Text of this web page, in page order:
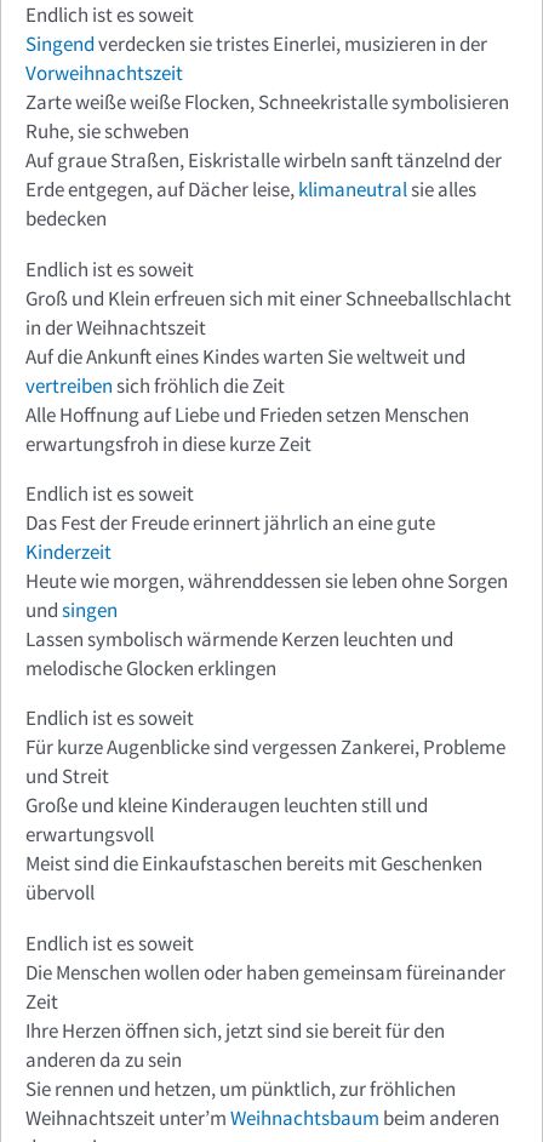
Endlich ist es soweit
Singendverdecken sie tristes Einerlei, musizieren in der
Vorweihnachtszeit
Zarte weiße weiße Flocken, Schneekristalle symbolisieren
Ruhe, sie schweben
Auf graue Straßen, Eiskristalle wirbeln sanft tänzelnd der
Erde entgegen, auf Dächer leise,klimaneutralsie alles
bedecken
Endlich ist es soweit
Groß und Klein erfreuen sich mit einer Schneeballschlacht
in der Weihnachtszeit
Auf die Ankunft eines Kindes warten Sie weltweit und
vertreibensich fröhlich die Zeit
Alle Hoffnung auf Liebe und Frieden setzen Menschen
erwartungsfroh in diese kurze Zeit
Endlich ist es soweit
Das Fest der Freude erinnert jährlich an eine gute
Kinderzeit
Heute wie morgen, währenddessen sie leben ohne Sorgen
undsingen
Lassen symbolisch wärmende Kerzen leuchten und
melodische Glocken erklingen
Endlich ist es soweit
Für kurze Augenblicke sind vergessen Zankerei, Probleme
und Streit
Große und kleine Kinderaugen leuchten still und
erwartungsvoll
Meist sind die Einkaufstaschen bereits mit Geschenken
übervoll
Endlich ist es soweit
Die Menschen wollen oder haben gemeinsam füreinander
Zeit
Ihre Herzen öffnen sich, jetzt sind sie bereit für den
anderen da zu sein
Sie rennen und hetzen, um pünktlich, zur fröhlichen
Weihnachtszeit unter’mWeihnachtsbaum beim anderen